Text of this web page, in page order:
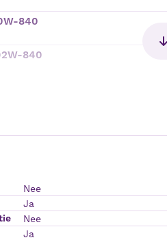
840
840
Nee
Ja
Nee
Ja